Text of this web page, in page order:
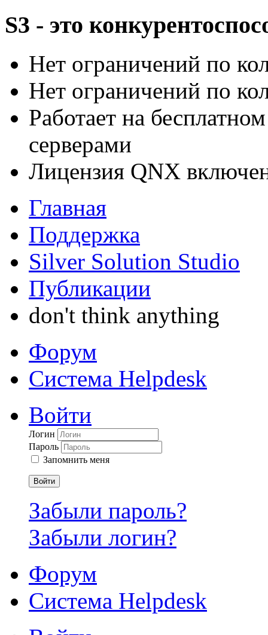
S3 - это
Нет ограничений по
Нет ограничений по
Работает на
серверами
Лицензия QNX
Главная
Поддержка
Silver Solution Studio
Публикации
don't think anything
Форум
Система Helpdesk
Войти
Логин
Пароль
Запомнить меня
Войти
Забыли пароль?
Забыли логин?
Форум
Система Helpdesk